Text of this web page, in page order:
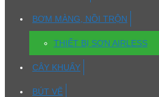
BƠM MÀNG, NỒI TRỘN
THIẾT BỊ SƠN AIRLESS
CÂY KHUẤY
BÚT VẼ